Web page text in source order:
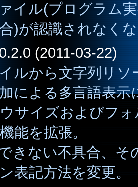
イル(プログラム
)が認識されなく
(2011-03-22)
ルから文字列リソ
による多言語表示
サイズおよびフ
能を拡張。
きない不具合、そ
表記方法を変更。